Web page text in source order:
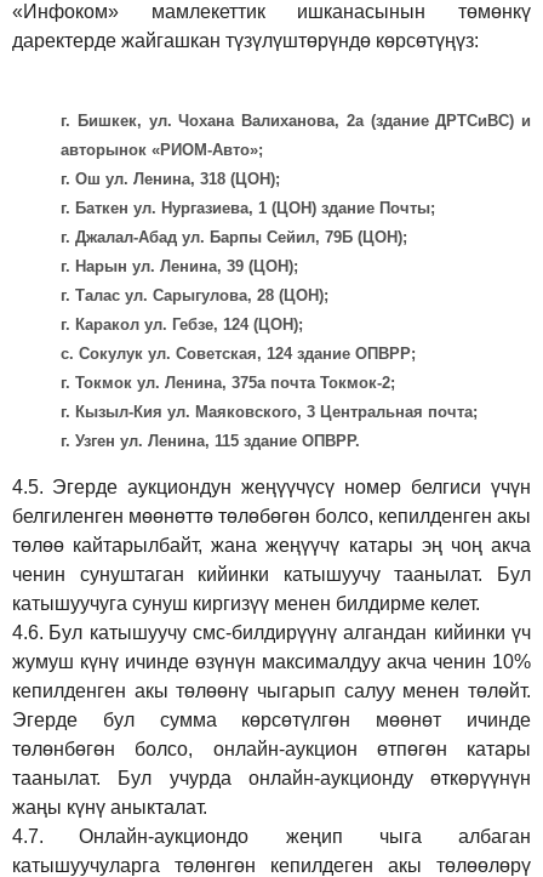
«Инфоком» мамлекеттик ишканасынын төмөнкү
даректерде жайгашкан түзүлүштөрүндө көрсөтүңүз:
г. Бишкек, ул. Чохана Валиханова, 2а (здание ДРТСиВС) и
авторынок «РИОМ-Авто»;
г. Ош ул. Ленина, 318 (ЦОН);
г. Баткен ул. Нургазиева, 1 (ЦОН) здание Почты;
г. Джалал-Абад ул. Барпы Сейил, 79Б (ЦОН);
г. Нарын ул. Ленина, 39 (ЦОН);
г. Талас ул. Сарыгулова, 28 (ЦОН);
г. Каракол ул. Гебзе, 124 (ЦОН);
с. Сокулук ул. Советская, 124 здание ОПВРР;
г. Токмок ул. Ленина, 375а почта Токмок-2;
г. Кызыл-Кия ул. Маяковского, 3 Центральная почта;
г. Узген ул. Ленина, 115 здание ОПВРР.
4.5. Эгерде аукциондун жеңүүчүсү номер белгиси үчүн
белгиленген мөөнөттө төлөбөгөн болсо, кепилденген акы
төлөө кайтарылбайт, жана жеңүүчү катары эң чоң акча
ченин сунуштаган кийинки катышуучу таанылат. Бул
катышуучуга сунуш киргизүү менен билдирме келет.
4.6. Бул катышуучу смс-билдирүүнү алгандан кийинки үч
жумуш күнү ичинде өзүнүн максималдуу акча ченин 10%
кепилденген акы төлөөнү чыгарып салуу менен төлөйт.
Эгерде бул сумма көрсөтүлгөн мөөнөт ичинде
төлөнбөгөн болсо, онлайн-аукцион өтпөгөн катары
таанылат. Бул учурда онлайн-аукционду өткөрүүнүн
жаңы күнү аныкталат.
4.7.
Онлайн-аукциондо жеңип чыга албаган
катышуучуларга төлөнгөн кепилдеген акы төлөөлөрү